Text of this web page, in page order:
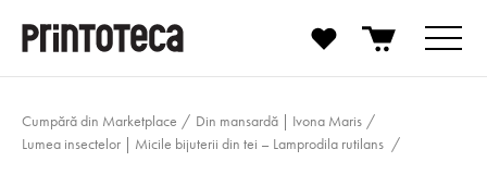
Cumpără din Marketplace
Din mansardă | Ivona Maris
Lumea insectelor | Micile bijuterii din tei – Lamprodila rutilans